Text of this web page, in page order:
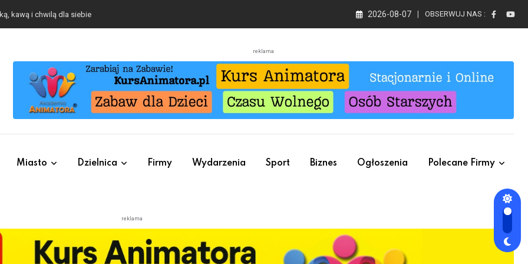
kawą i chwilą dla siebie 2026-08-07 OBSERWUJ NAS :
reklama
Miasto Dzielnica Firmy Wydarzenia Sport Biznes Ogłoszenia Polecane Firmy
reklama